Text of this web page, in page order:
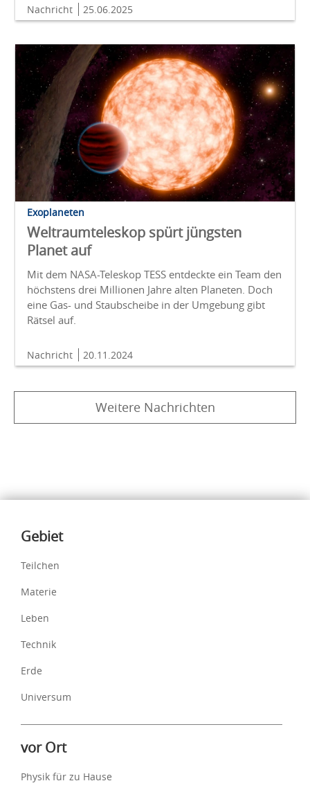
Nachricht 25.06.2025
Exoplaneten
Weltraumteleskop spürt jüngsten
Planet auf
Mit dem NASA-Teleskop TESS entdeckte ein Team den
höchstens drei Millionen Jahre alten Planeten. Doch
eine Gas- und Staubscheibe in der Umgebung gibt
Rätsel auf.
Nachricht 20.11.2024
Weitere Nachrichten
Inhalte
Gebiet
Teilchen
Materie
Leben
Technik
Erde
Universum
vor Ort
Physik für zu Hause